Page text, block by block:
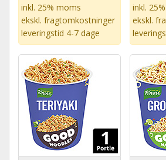
inkl. 25% moms
ekskl. fragtomkostninger
leveringstid 4-7 dage
inkl.
ekskl.